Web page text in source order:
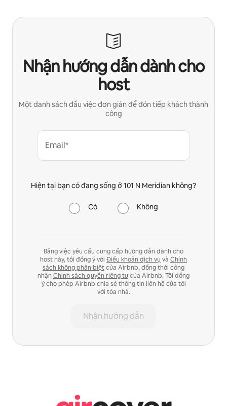
Nhận hướng dẫn dành cho
host
Một danh sách đầu việc đơn giản để đón tiếp khách thành
công
Email*
Hiện tại bạn có đang sống ở 101 N Meridian không?
Có Không
Bằng việc yêu cầu cung cấp hướng dẫn dành cho
host này, tôi đồng ý với Điều khoản dịch vụ và Chính
sách không phân biệtcủa Airbnb, đồng thời công
nhận Chính sách quyền riêng tưcủa Airbnb. Tôi đồng
ý cho phép Airbnb chia sẻ thông tin liên hệ của tôi
với tòa nhà.
Nhận hướng dẫn